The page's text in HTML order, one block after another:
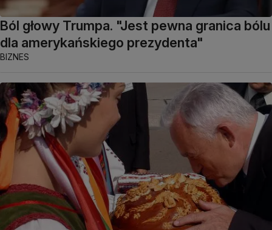
Ból głowy Trumpa. "Jest pewna granica bólu
dla amerykańskiego prezydenta"
BIZNES